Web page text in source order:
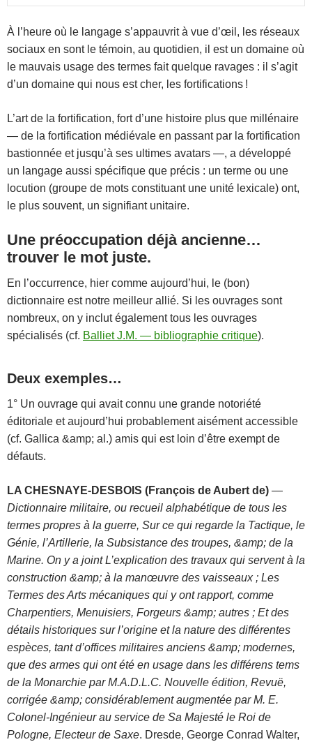
À l’heure où le langage s’appauvrit à vue d’œil, les réseaux
sociaux en sont le témoin, au quotidien, il est un domaine où
le mauvais usage des termes fait quelque ravages : il s’agit
d’un domaine qui nous est cher, les fortifications !
L’art de la fortification, fort d’une histoire plus que millénaire
— de la fortification médiévale en passant par la fortification
bastionnée et jusqu’à ses ultimes avatars —, a développé
un langage aussi spécifique que précis : un terme ou une
locution (groupe de mots constituant une unité lexicale) ont,
le plus souvent, un signifiant unitaire.
Une préoccupation déjà ancienne…
trouver le mot juste.
En l’occurrence, hier comme aujourd’hui, le (bon)
dictionnaire est notre meilleur allié. Si les ouvrages sont
nombreux, on y inclut également tous les ouvrages
spécialisés (cf. Balliet J.M. — bibliographie critique).
Deux exemples…
1° Un ouvrage qui avait connu une grande notoriété
éditoriale et aujourd’hui probablement aisément accessible
(cf. Gallica &amp; al.) amis qui est loin d’être exempt de
défauts.
LA CHESNAYE-DESBOIS (François de Aubert de) —
Dictionnaire militaire, ou recueil alphabétique de tous les
termes propres à la guerre, Sur ce qui regarde la Tactique, le
Génie, l’Artillerie, la Subsistance des troupes, &amp; de la
Marine. On y a joint L’explication des travaux qui servent à la
construction &amp; à la manœuvre des vaisseaux ; Les
Termes des Arts mécaniques qui y ont rapport, comme
Charpentiers, Menuisiers, Forgeurs &amp; autres ; Et des
détails historiques sur l’origine et la nature des différentes
espèces, tant d’offices militaires anciens &amp; modernes,
que des armes qui ont été en usage dans les différens tems
de la Monarchie par M.A.D.L.C. Nouvelle édition, Revuë,
corrigée &amp; considérablement augmentée par M. E.
Colonel-Ingénieur au service de Sa Majesté le Roi de
Pologne, Electeur de Saxe. Dresde, George Conrad Walter,